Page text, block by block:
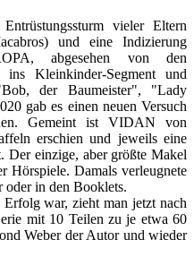
vieler Eltern
und eine Indizierung
abgesehen von den
ins Kleinkinder-Segment und
der Baumeister", "Lady
gab es einen neuen Versuch
Gemeint ist VIDAN von
erschien und jeweils eine
einzige, aber größte Makel
Hörspiele. Damals verleugnete
in den Booklets.
war, zieht man jetzt nach
mit 10 Teilen zu je etwa 60
Weber der Autor und wieder